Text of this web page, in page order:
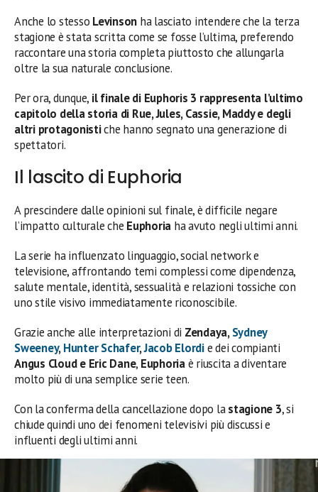
Anche lo stesso Levinson ha lasciato intendere che la terza
stagione è stata scritta come se fosse l’ultima, preferendo
raccontare una storia completa piuttosto che allungarla
oltre la sua naturale conclusione.
Per ora, dunque, il finale di Euphoris 3 rappresenta l’ultimo
capitolo della storia di Rue, Jules, Cassie, Maddy e degli
altri protagonistiche hanno segnato una generazione di
spettatori.
Il lascito di Euphoria
A prescindere dalle opinioni sul finale, è difficile negare
l’impatto culturale che Euphoria ha avuto negli ultimi anni.
La serie ha influenzato linguaggio, social network e
televisione, affrontando temi complessi come dipendenza,
salute mentale, identità, sessualità e relazioni tossiche con
uno stile visivo immediatamente riconoscibile.
Grazie anche alle interpretazioni di Zendaya,Sydney
Sweeney,Hunter Schafer,Jacob Elordie dei compianti
Angus Cloud e Eric Dane, Euphoriaè riuscita a diventare
molto più di una semplice serie teen.
Con la conferma della cancellazione dopo lastagione 3, si
chiude quindi uno dei fenomeni televisivi più discussi e
influenti degli ultimi anni.